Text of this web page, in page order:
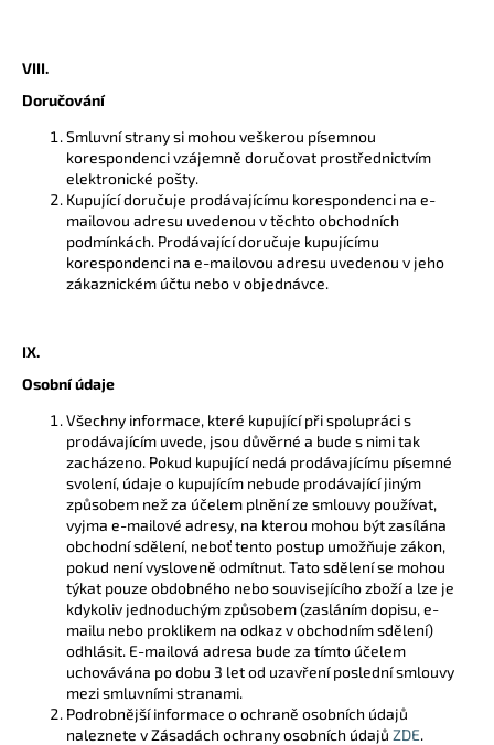
VIII.
Doručování
Smluvní strany si mohou veškerou písemnou
korespondenci vzájemně doručovat prostřednictvím
elektronické pošty.
Kupující doručuje prodávajícímu korespondenci na e-
mailovou adresu uvedenou v těchto obchodních
podmínkách. Prodávající doručuje kupujícímu
korespondenci na e-mailovou adresu uvedenou v jeho
zákaznickém účtu nebo v objednávce.
IX.
Osobní údaje
Všechny informace, které kupující při spolupráci s
prodávajícím uvede, jsou důvěrné a bude s nimi tak
zacházeno. Pokud kupující nedá prodávajícímu písemné
svolení, údaje o kupujícím nebude prodávající jiným
způsobem než za účelem plnění ze smlouvy používat,
vyjma e-mailové adresy, na kterou mohou být zasílána
obchodní sdělení, neboť tento postup umožňuje zákon,
pokud není vysloveně odmítnut. Tato sdělení se mohou
týkat pouze obdobného nebo souvisejícího zboží a lze je
kdykoliv jednoduchým způsobem (zasláním dopisu, e-
mailu nebo proklikem na odkaz v obchodním sdělení)
odhlásit. E-mailová adresa bude za tímto účelem
uchovávána po dobu 3 let od uzavření poslední smlouvy
mezi smluvními stranami.
Podrobnější informace o ochraně osobních údajů
naleznete v Zásadách ochrany osobních údajů ZDE.